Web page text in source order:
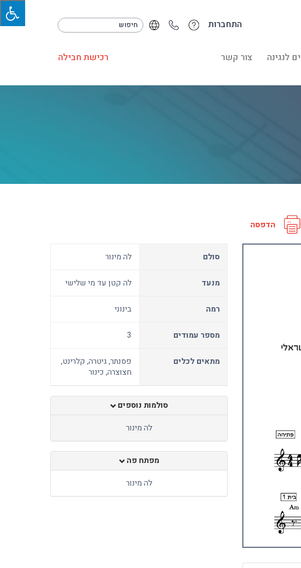
התחברות
לנגינה צור קשר רכישת חבילה
הדפסה
סולם לה מינור
מנעד לה קטן עד מי שלישי
רמה בינוני
מספר עמודים 3
מתאים לכלים
פסנתר, גיטרה, קלרינט,
חצוצרה, כינור
סולמות נוספים
לה מינור
מפתח פה
לה מינור